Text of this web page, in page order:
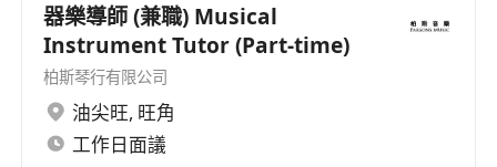
器樂導師 (兼職) Musical
Instrument Tutor (Part-time)
柏斯琴行有限公司
油尖旺, 旺角
工作日面議